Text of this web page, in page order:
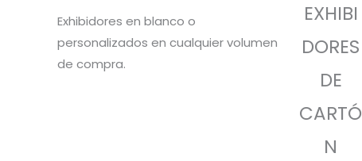
Exhibidores en blanco o
personalizados en cualquier volumen
de compra.
EXHIBI
DORES
DE
CARTÓ
N